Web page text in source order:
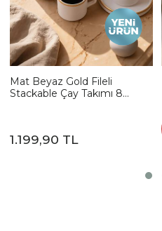
Mat Beyaz Gold Fileli
Stackable Çay Takımı 8
1.199,90 TL